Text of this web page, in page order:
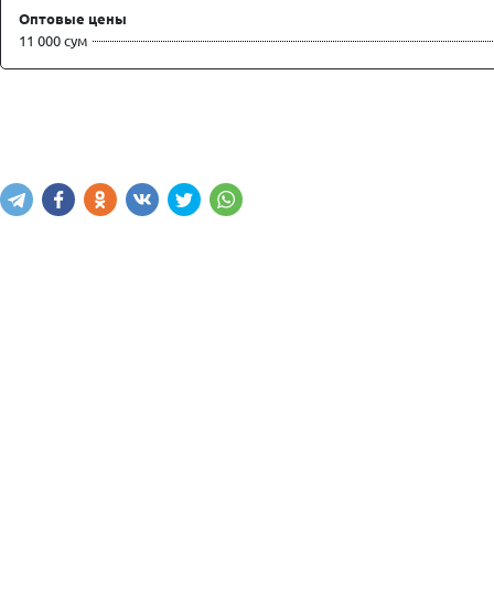
Оптовые цены
11 000 сум